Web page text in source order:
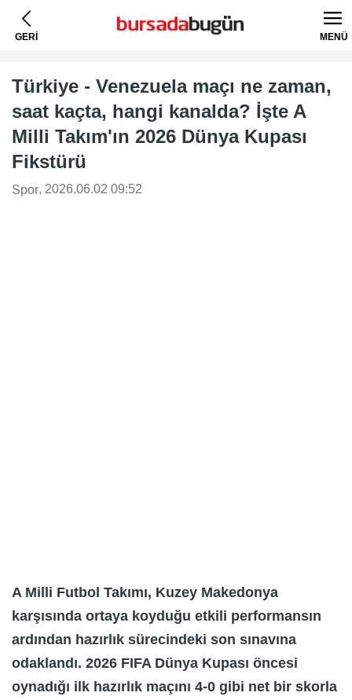
GERİ MENÜ
Türkiye - Venezuela maçı ne zaman,
saat kaçta, hangi kanalda? İşte A
Milli Takım'ın 2026 Dünya Kupası
Fikstürü
Spor, 2026.06.02 09:52
A Milli Futbol Takımı, Kuzey Makedonya
karşısında ortaya koyduğu etkili performansın
ardından hazırlık sürecindeki son sınavına
odaklandı. 2026 FIFA Dünya Kupası öncesi
oynadığı ilk hazırlık maçını 4-0 gibi net bir skorla